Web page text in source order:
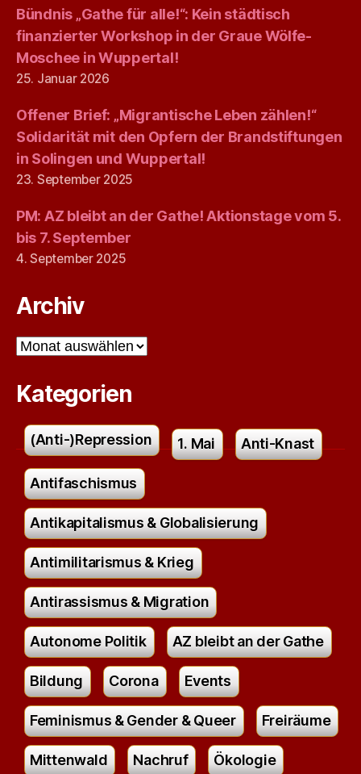
Bündnis „Gathe für alle!“: Kein städtisch
finanzierter Workshop in der Graue Wölfe-
Moschee in Wuppertal!
25. Januar 2026
Offener Brief: „Migrantische Leben zählen!“
Solidarität mit den Opfern der Brandstiftungen
in Solingen und Wuppertal!
23. September 2025
PM: AZ bleibt an der Gathe! Aktionstage vom 5.
bis 7. September
4. September 2025
Archiv
Archiv
Kategorien
(Anti-)Repression 1. Mai Anti-Knast
Antifaschismus
Antikapitalismus & Globalisierung
Antimilitarismus & Krieg
Antirassismus & Migration
Autonome Politik AZ bleibt an der Gathe
Bildung Corona Events
Feminismus & Gender & Queer Freiräume
Mittenwald Nachruf Ökologie